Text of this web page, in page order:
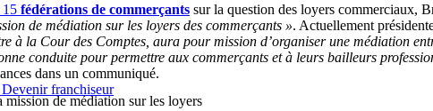
Devenir franchiseur
15 fédérations de commerçants sur la question des loyers commerciaux,
de médiation sur les loyers des commerçants ». Actuellement
à la Cour des Comptes, aura pour mission d’organiser une médiation
conduite pour permettre aux commerçants et à leurs bailleurs
dans un communiqué.
mission de médiation sur les loyers